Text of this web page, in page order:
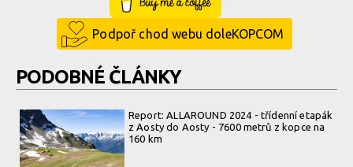
Podpoř chod webu doleKOPCOM
PODOBNÉ ČLÁNKY
Report: ALLAROUND 2024 - třídenní etapák
z Aosty do Aosty - 7600 metrů z kopce na
160 km